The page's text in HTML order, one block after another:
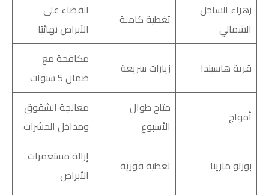
زهراء الساحل
الشمالي
تغطية كاملة
القضاء على
الأبراص نهائيًا
قرية هاسيندا زيارات سريعة
مكافحة مع
ضمان 5 سنوات
أمواج
متاح طوال
الأسبوع
معالجة الشقوق
ومداخل الحشرات
بورتو مارينا تغطية فورية
إزالة مستعمرات
الأبراص